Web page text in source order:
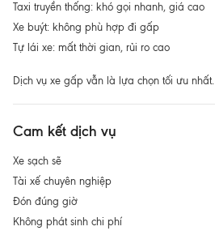
Taxi truyền thống: khó gọi nhanh, giá cao
Xe buýt: không phù hợp đi gấp
Tự lái xe: mất thời gian, rủi ro cao
Dịch vụ xe gấp vẫn là lựa chọn tối ưu nhất.
Cam kết dịch vụ
Xe sạch sẽ
Tài xế chuyên nghiệp
Đón đúng giờ
Không phát sinh chi phí